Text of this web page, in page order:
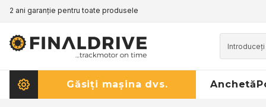
2 ani garanție pentru toate produsele
Găsiți mașina dvs. Anchetă